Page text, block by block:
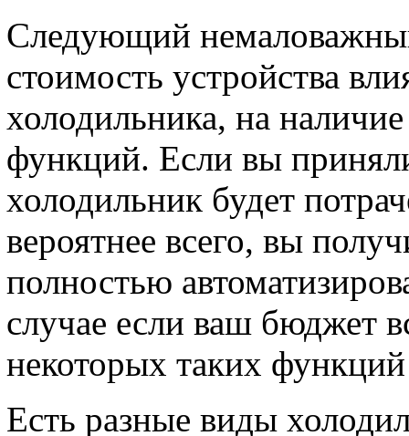
Следующий
стоимость устройства
холодильника, на
функций. Если вы
холодильник будет
вероятнее всего, вы
полностью
случае если ваш бюджет
некоторых таких функций
Есть разные виды